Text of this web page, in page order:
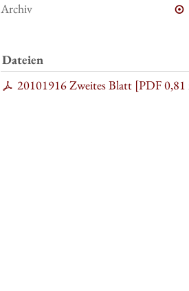
Archiv
Dateien
20101916 Zweites Blatt [PDF0,81